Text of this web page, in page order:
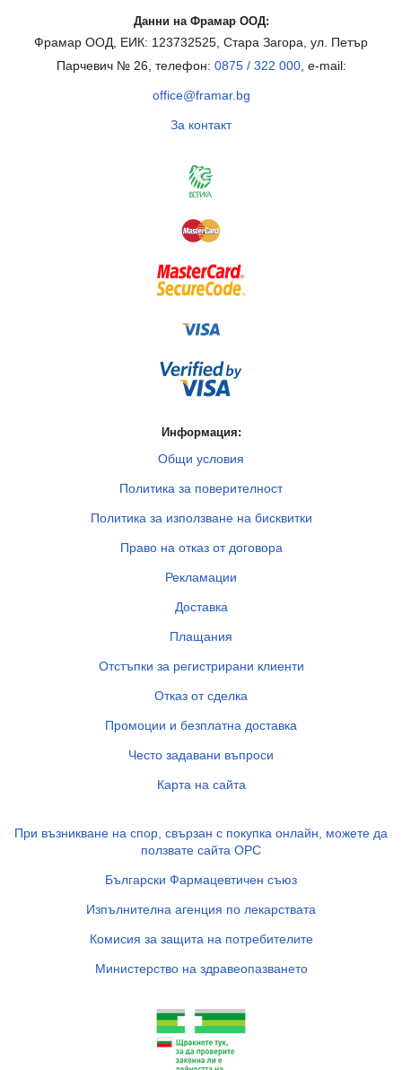
Данни на Фрамар ООД:
Фрамар ООД, ЕИК: 123732525, Стара Загора, ул. Петър
Парчевич № 26, телефон: 0875 / 322 000, e-mail:
office@framar.bg
За контакт
Информация:
Общи условия
Политика за поверителност
Политика за използване на бисквитки
Право на отказ от договора
Рекламации
Доставка
Плащания
Отстъпки за регистрирани клиенти
Отказ от сделка
Промоции и безплатна доставка
Често задавани въпроси
Карта на сайта
При възникване на спор, свързан с покупка онлайн, можете да
ползвате сайта ОРС
Български Фармацевтичен съюз
Изпълнителна агенция по лекарствата
Комисия за защита на потребителите
Министерство на здравеопазването